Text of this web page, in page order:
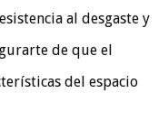
al desgaste y
de que el
del espacio